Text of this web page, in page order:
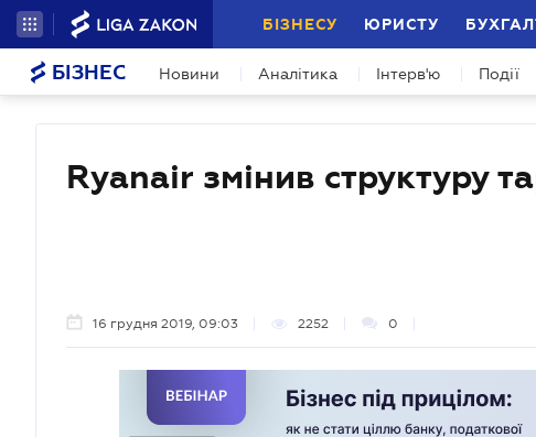
БІЗНЕСУ ЮРИСТУ
БІЗНЕС Новини Аналітика Інтерв'ю Події
Ryanair змінив структуру
16 грудня 2019, 09:03 2252 0